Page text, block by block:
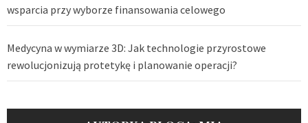
wsparcia przy wyborze finansowania celowego
Medycyna w wymiarze 3D: Jak technologie przyrostowe
rewolucjonizują protetykę i planowanie operacji?